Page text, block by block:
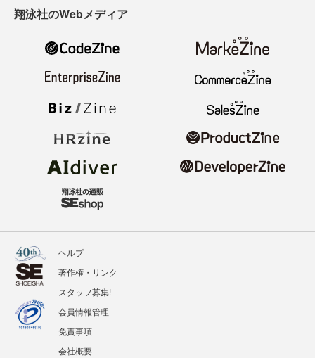
翔泳社のWebメディア
ヘルプ
著作権・リンク
スタッフ募集!
会員情報管理
免責事項
会社概要